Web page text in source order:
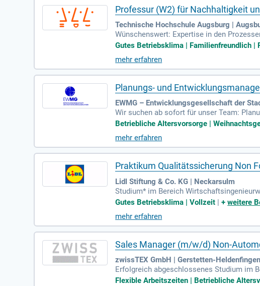
Professur (W2) für Nachhaltigkeit
Technische Hochschule Augsburg |
Wünschenswert: Expertise in den
Gutes Betriebsklima | Familienfreundlich
mehr erfahren
Planungs- und
EWMG – Entwicklungsgesellschaft der
Wir suchen ab sofort für unser Team:
en Sie den Industriepark der Zukunft für
Betriebliche Altersvorsorge |
mehr erfahren
Praktikum Qualitätssicherung Non
Lidl Stiftung & Co. KG | Neckarsulm
Studium* im Bereich
n Studiengang; Analysefähigkeit sowie
Gutes Betriebsklima | Vollzeit |+weitere
mehr erfahren
Sales Manager (m/w/d) Non-
zwissTEX GmbH | Gerstetten-Heldenfingen
Erfolgreich abgeschlossenes Studium im
alifikation; Mehrjährige Berufserfahrung im
Flexible Arbeitszeiten | Betriebliche